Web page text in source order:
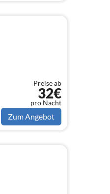
Preise ab
32€
pro Nacht
Zum Angebot